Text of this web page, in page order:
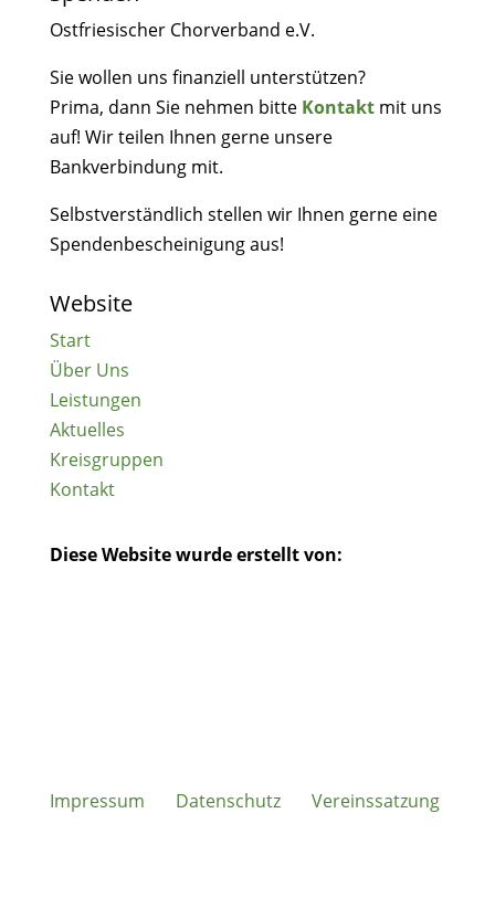
Ostfriesischer Chorverband e.V.
Sie wollen uns finanziell unterstützen?
Prima, dann Sie nehmen bitte Kontaktmit uns
auf! Wir teilen Ihnen gerne unsere
Bankverbindung mit.
Selbstverständlich stellen wir Ihnen gerne eine
Spendenbescheinigung aus!
Website
Start
Über Uns
Leistungen
Aktuelles
Kreisgruppen
Kontakt
Diese Website wurde erstellt von:
Impressum Datenschutz Vereinssatzung